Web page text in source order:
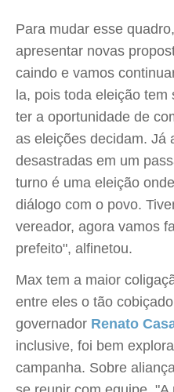
Para mudar esse
apresentar novas
caindo e vamos
la, pois toda eleição
ter a oportunidade de
as eleições decidam. Já
desastradas em um
turno é uma eleição
diálogo com o povo.
vereador, agora vamos
prefeito", alfinetou.
Max tem a maior
entre eles o tão
governador Renato
inclusive, foi bem
campanha. Sobre